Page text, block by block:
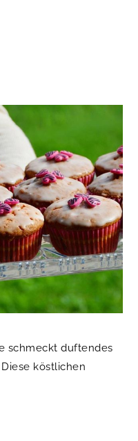
schmeckt duftendes
köstlichen